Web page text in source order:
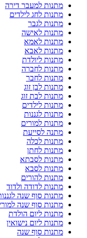
מתנות למעבר דירה
מתנות לחג לילדים
מתנות לגבר
מתנות לאישה
מתנות לאמא
מתנות לאבא
מתנות ליולדת
מתנות לחברה
מתנות לחבר
מתנות לבן זוג
מתנות לבת זוג
מתנות לילדים
מתנות לגננות
מתנות למורים
מתנה לסייעת
מתנות לכלה
מתנות לחתן
מתנות לסבתא
מתנות לסבא
מתנות להורים
מתנות לדודה ולדוד
מתנות סוף שנה
מתנות סוף שנה
מתנות ליום הולדת
מתנות ליום נישואין
מתנות סוף שנה